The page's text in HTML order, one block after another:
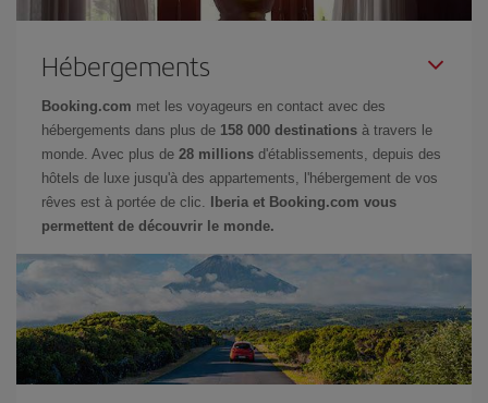
Hébergements
Booking.com met les voyageurs en contact avec des
hébergements dans plus de 158 000 destinations à travers le
monde. Avec plus de 28 millions d'établissements, depuis des
hôtels de luxe jusqu'à des appartements, l'hébergement de vos
rêves est à portée de clic.
Iberia et Booking.com vous
permettent de découvrir le monde.